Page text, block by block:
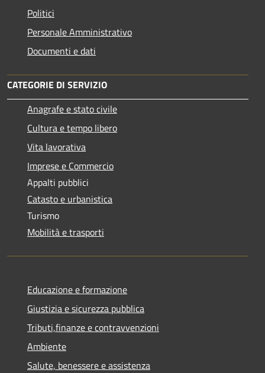
Politici
Personale Amministrativo
Documenti e dati
CATEGORIE DI SERVIZIO
Anagrafe e stato civile
Cultura e tempo libero
Vita lavorativa
Imprese e Commercio
Appalti pubblici
Catasto e urbanistica
Turismo
Mobilità e trasporti
Educazione e formazione
Giustizia e sicurezza pubblica
Tributi,finanze e contravvenzioni
Ambiente
Salute, benessere e assistenza